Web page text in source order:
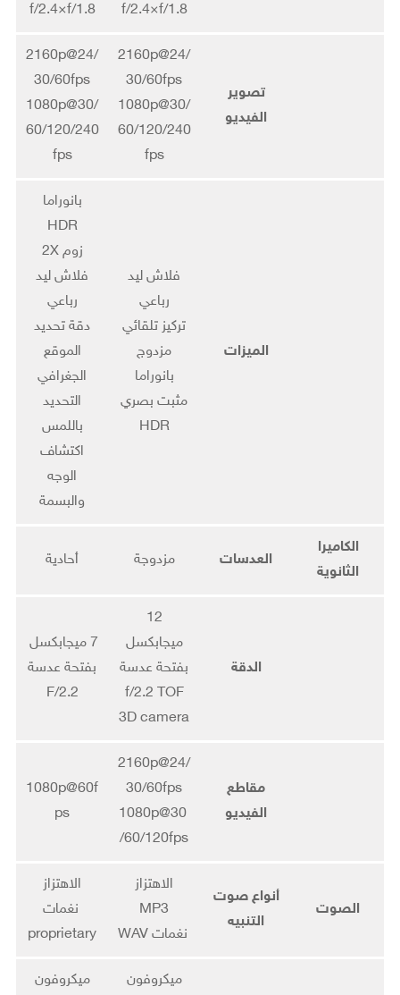
f/2.4×f/1.8
f/2.4×f/1.8
تصوير
الفيديو
2160p@24/
30/60fps
1080p@30/
60/120/240
fps
2160p@24/
30/60fps
1080p@30/
60/120/240
fps
الميزات
فلاش ليد
رباعي
تركيز تلقائي
مزدوج
بانوراما
مثبت بصري
HDR
بانوراما
HDR
زوم 2X
فلاش ليد
رباعي
دقة تحديد
الموقع
الجغرافي
التحديد
باللمس
اكتشاف
الوجه
والبسمة
الكاميرا
الثانوية
العدسات مزدوجة أحادية
الدقة
12
ميجابكسل
بفتحة عدسة
f/2.2 TOF
3D camera
7 ميجابكسل
بفتحة عدسة
F/2.2
مقاطع
الفيديو
2160p@24/
30/60fps
1080p@30
/60/120fps
1080p@60f
ps
الصوت
أنواع صوت
التنبيه
الاهتزاز
MP3
نغمات WAV
الاهتزاز
نغمات
proprietary
ميكروفون
ميكروفون